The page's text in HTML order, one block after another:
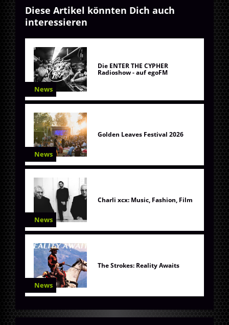
Diese Artikel könnten Dich auch
interessieren
News
Die ENTER THE CYPHER
Radioshow - auf egoFM
News
Golden Leaves Festival 2026
News
Charli xcx: Music, Fashion, Film
News
The Strokes: Reality Awaits